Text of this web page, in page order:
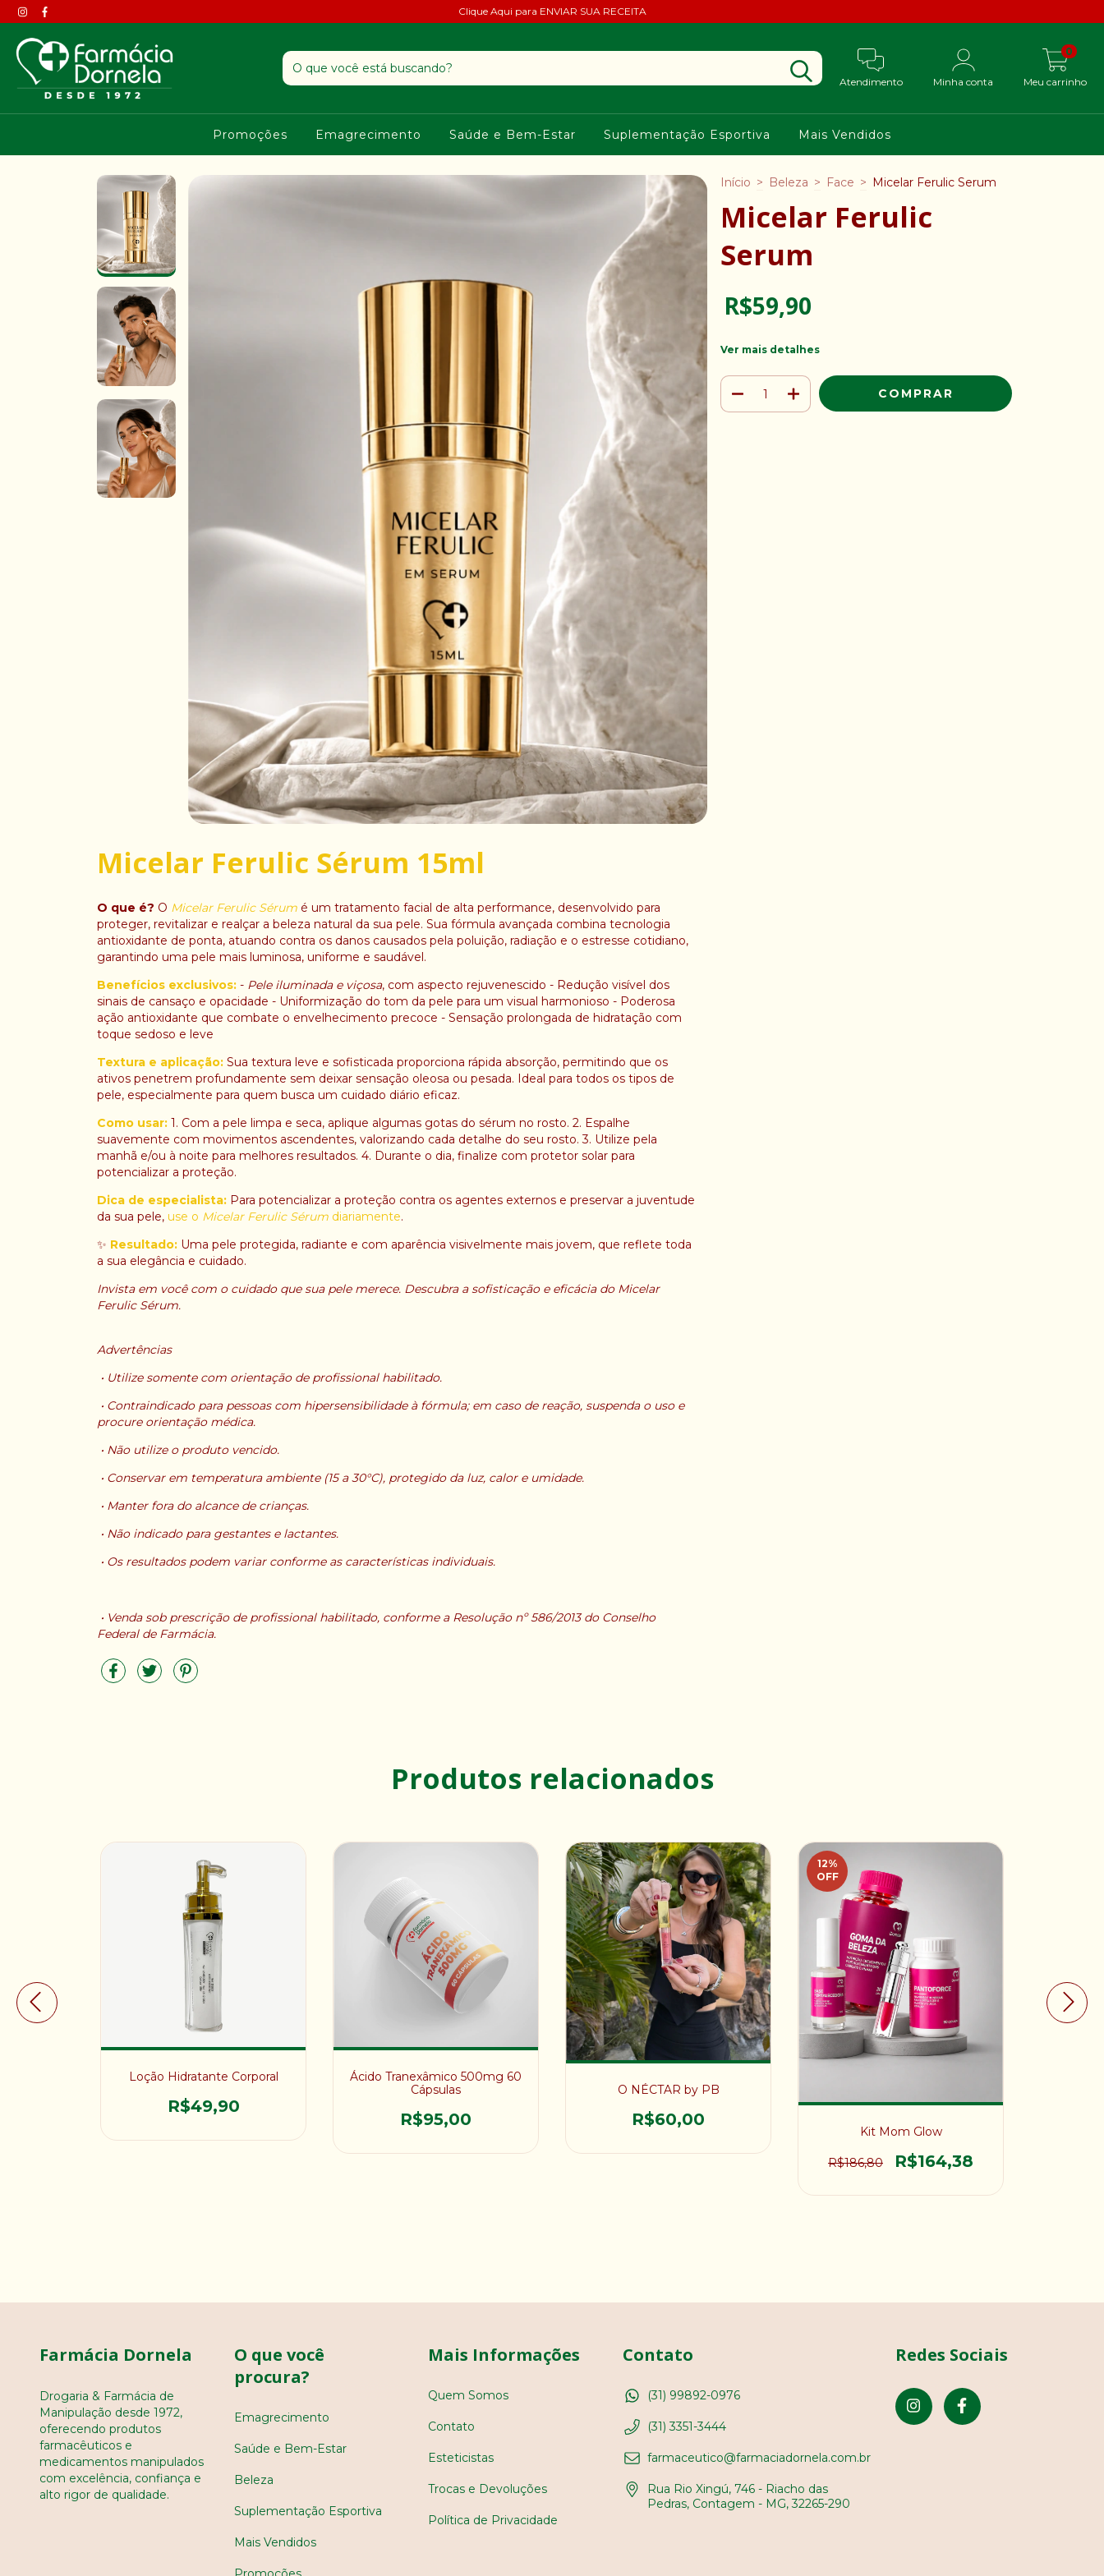
Clique Aqui para ENVIAR SUA RECEITA
Atendimento Minha conta Meu carrinho
0
Promoções Emagrecimento Saúde e Bem-Estar Suplementação Esportiva Mais Vendidos
Micelar Ferulic Sérum 15ml
O que é? O Micelar Ferulic Sérum é um tratamento facial de alta performance, desenvolvido para
proteger, revitalizar e realçar a beleza natural da sua pele. Sua fórmula avançada combina tecnologia
antioxidante de ponta, atuando contra os danos causados pela poluição, radiação e o estresse cotidiano,
garantindo uma pele mais luminosa, uniforme e saudável.
Benefícios exclusivos: - Pele iluminada e viçosa, com aspecto rejuvenescido - Redução visível dos
sinais de cansaço e opacidade - Uniformização do tom da pele para um visual harmonioso - Poderosa
ação antioxidante que combate o envelhecimento precoce - Sensação prolongada de hidratação com
toque sedoso e leve
Textura e aplicação: Sua textura leve e sofisticada proporciona rápida absorção, permitindo que os
ativos penetrem profundamente sem deixar sensação oleosa ou pesada. Ideal para todos os tipos de
pele, especialmente para quem busca um cuidado diário eficaz.
Como usar: 1. Com a pele limpa e seca, aplique algumas gotas do sérum no rosto. 2. Espalhe
suavemente com movimentos ascendentes, valorizando cada detalhe do seu rosto. 3. Utilize pela
manhã e/ou à noite para melhores resultados. 4. Durante o dia, finalize com protetor solar para
potencializar a proteção.
Dica de especialista: Para potencializar a proteção contra os agentes externos e preservar a juventude
da sua pele, use o Micelar Ferulic Sérum diariamente.
✨ Resultado: Uma pele protegida, radiante e com aparência visivelmente mais jovem, que reflete toda
a sua elegância e cuidado.
Invista em você com o cuidado que sua pele merece. Descubra a sofisticação e eficácia do Micelar
Ferulic Sérum.
Advertências
• Utilize somente com orientação de profissional habilitado.
• Contraindicado para pessoas com hipersensibilidade à fórmula; em caso de reação, suspenda o uso e
procure orientação médica.
• Não utilize o produto vencido.
• Conservar em temperatura ambiente (15 a 30°C), protegido da luz, calor e umidade.
• Manter fora do alcance de crianças.
• Não indicado para gestantes e lactantes.
• Os resultados podem variar conforme as características individuais.
• Venda sob prescrição de profissional habilitado, conforme a Resolução nº 586/2013 do Conselho
Federal de Farmácia.
Início > Beleza > Face > Micelar Ferulic Serum
Micelar Ferulic
Serum
R$59,90
Ver mais detalhes
Produtos relacionados
Loção Hidratante Corporal
R$49,90
Ácido Tranexâmico 500mg 60
Cápsulas
R$95,00
O NÉCTAR by PB
R$60,00
12%
OFF
Kit Mom Glow
R$186,80 R$164,38
Farmácia Dornela
Drogaria & Farmácia de
Manipulação desde 1972,
oferecendo produtos
farmacêuticos e
medicamentos manipulados
com excelência, confiança e
alto rigor de qualidade.
O que você
procura?
Emagrecimento
Saúde e Bem-Estar
Beleza
Suplementação Esportiva
Mais Vendidos
Mais Informações
Quem Somos
Contato
Esteticistas
Trocas e Devoluções
Política de Privacidade
Contato
(31) 99892-0976
(31) 3351-3444
farmaceutico@farmaciadornela.com.br
Rua Rio Xingú, 746 - Riacho das
Pedras, Contagem - MG, 32265-290
Redes Sociais